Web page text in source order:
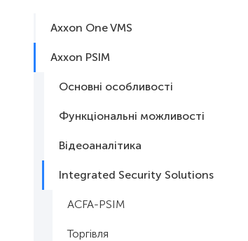
Axxon One VMS
Axxon PSIM
Основні особливості
Функціональні можливості
Відеоаналітика
Integrated Security Solutions
АCFA-PSIM
Торгівля